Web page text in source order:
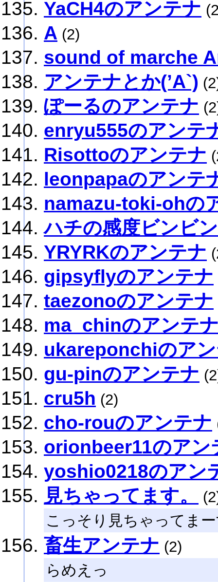
YaCH4のアンテナ
A (2)
sound of marche
アンテナとか(’A`)
ぽーるのアンテナ
enryu555のアンテ
Risottoのアンテナ
leonpapaのアンテ
namazu-toki-ohの
ハチの感度ビンビ
YRYRKのアンテナ
gipsyflyのアンテナ
taezonoのアンテナ
ma_chinのアンテ
ukareponchiのア
gu-pinのアンテナ
cru5h (2)
cho-rouのアンテナ
orionbeer11のアン
yoshio0218のアン
見ちゃってます。
こっそり見ちゃってま
畜生アンテナ (2)
らめえっ